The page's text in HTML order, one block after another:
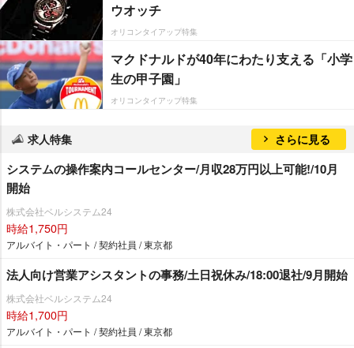
ウオッチ
オリコンタイアップ特集
マクドナルドが40年にわたり支える「小学
生の甲子園」
オリコンタイアップ特集
求人特集 さらに見る
システムの操作案内コールセンター/月収28万円以上可能!/10月
開始
株式会社ベルシステム24
時給1,750円
アルバイト・パート / 契約社員 / 東京都
法人向け営業アシスタントの事務/土日祝休み/18:00退社/9月開始
株式会社ベルシステム24
時給1,700円
アルバイト・パート / 契約社員 / 東京都